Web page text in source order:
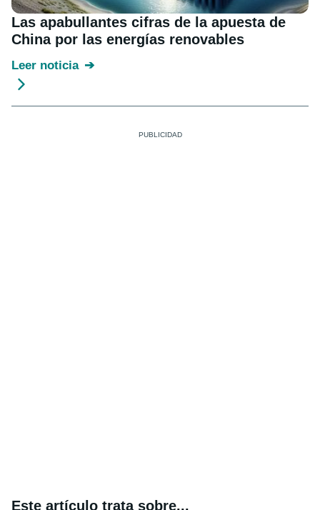
Las apabullantes cifras de la apuesta de
China por las energías renovables
Leer noticia
Este artículo trata sobre...